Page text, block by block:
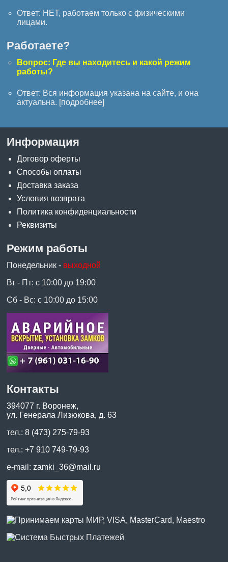
Ответ: НЕТ, работаем только с физическими
лицами.
Работаете?
Вопрос: Где вы находитесь и какой режим
работы?
Ответ: Вся информация указана на сайте, и она
актуальна. [подробнее]
Информация
Договор оферты
Способы оплаты
Доставка заказа
Условия возврата
Политика конфиденциальности
Реквизиты
Режим работы
Понедельник - выходной
Вт - Пт: с 10:00 до 19:00
Сб - Вс: с 10:00 до 15:00
Контакты
394077 г. Воронеж,
ул. Генерала Лизюкова, д. 63
тел.:8 (473) 275-79-93
тел.:+7 910 749-79-93
e-mail:zamki_36@mail.ru